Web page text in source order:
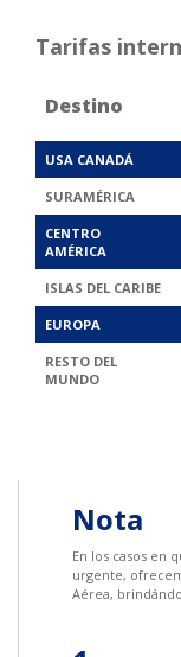
Tarifas
Destino
USA CANADÁ
SURAMÉRICA
CENTRO
AMÉRICA
ISLAS DEL CARIBE
EUROPA
RESTO DEL
MUNDO
Nota
En los casos en
urgente,
Aérea,